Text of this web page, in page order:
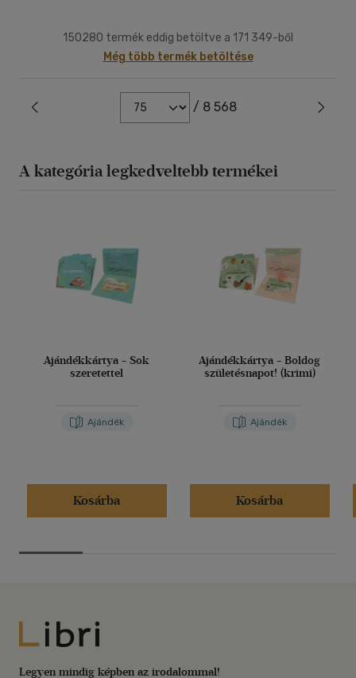
150280 termék eddig betöltve a 171 349-ből
Még több termék betöltése
/ 8 568
A kategória legkedveltebb termékei
Ajándékkártya - Sok
szeretettel
Ajándék
Kosárba
Ajándékkártya - Boldog
születésnapot! (krimi)
Ajándék
Kosárba
Libri
Legyen mindig képben az irodalommal!